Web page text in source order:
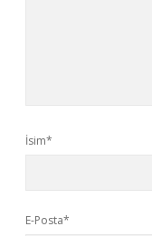
İsim*
E-Posta*